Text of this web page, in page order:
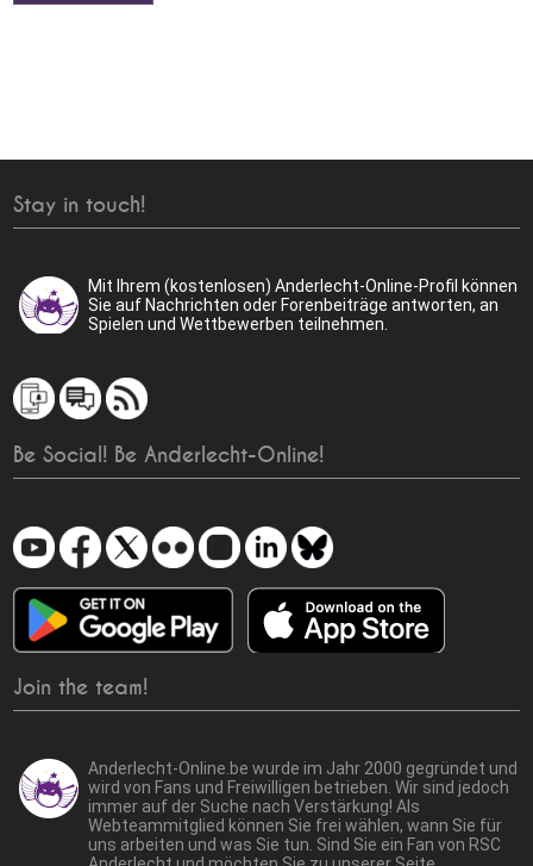
Stay in touch!
Mit Ihrem (kostenlosen) Anderlecht-Online-Profil können
Sie auf Nachrichten oder Forenbeiträge antworten, an
Spielen und Wettbewerben teilnehmen.
Be Social! Be Anderlecht-Online!
Join the team!
Anderlecht-Online.be wurde im Jahr 2000 gegründet und
wird von Fans und Freiwilligen betrieben. Wir sind jedoch
immer auf der Suche nach Verstärkung! Als
Webteammitglied können Sie frei wählen, wann Sie für
uns arbeiten und was Sie tun. Sind Sie ein Fan von RSC